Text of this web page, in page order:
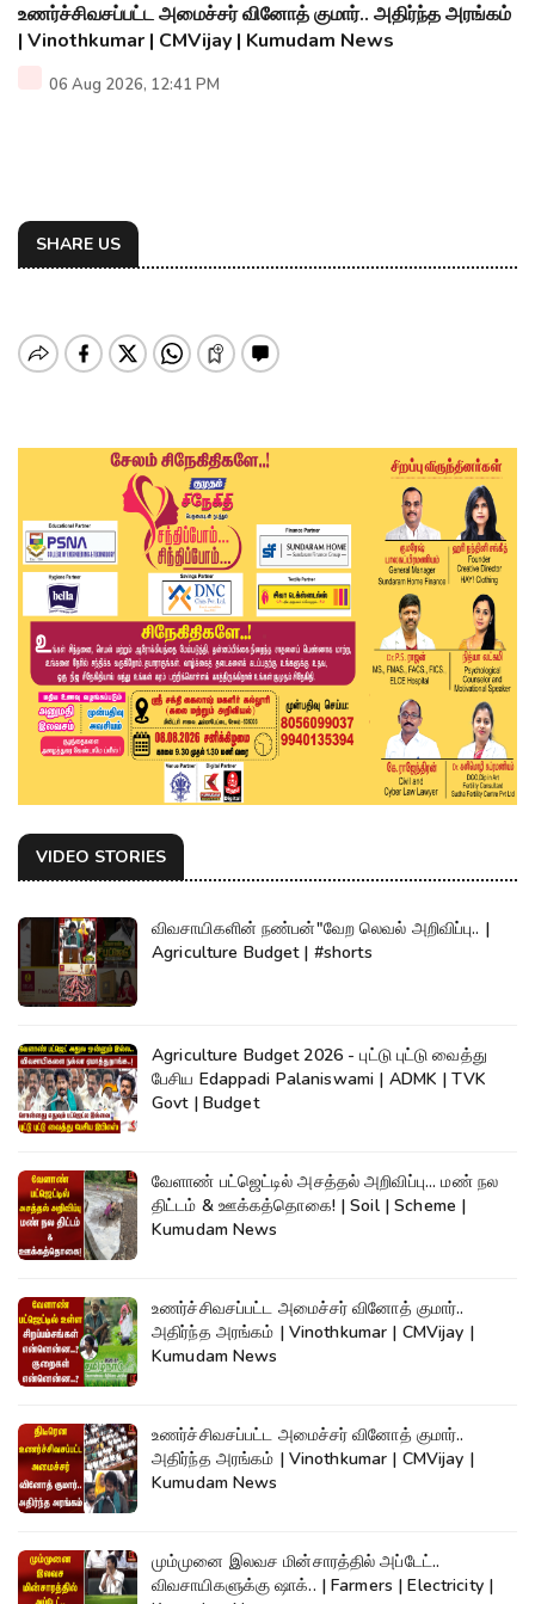
உணர்ச்சிவசப்பட்ட அமைச்சர் வினோத் குமார்.. அதிர்ந்த அரங்கம்
| Vinothkumar | CMVijay | Kumudam News
06 Aug 2026, 12:41 PM
SHARE US
VIDEO STORIES
விவசாயிகளின் நண்பன்"வேற லெவல் அறிவிப்பு.. |
Agriculture Budget | #shorts
Agriculture Budget 2026 - புட்டு புட்டு வைத்து
பேசிய Edappadi Palaniswami | ADMK | TVK
Govt | Budget
வேளாண் பட்ஜெட்டில் அசத்தல் அறிவிப்பு... மண் நல
திட்டம் & ஊக்கத்தொகை! | Soil | Scheme |
Kumudam News
உணர்ச்சிவசப்பட்ட அமைச்சர் வினோத் குமார்..
அதிர்ந்த அரங்கம் | Vinothkumar | CMVijay |
Kumudam News
உணர்ச்சிவசப்பட்ட அமைச்சர் வினோத் குமார்..
அதிர்ந்த அரங்கம் | Vinothkumar | CMVijay |
Kumudam News
மும்முனை இலவச மின்சாரத்தில் அப்டேட்..
விவசாயிகளுக்கு ஷாக்.. | Farmers | Electricity |